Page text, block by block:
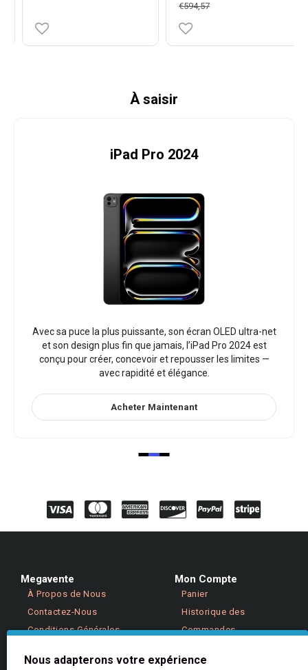
€594,57
À saisir
iPad Pro 2024
Avec sa puce la plus puissante, son écran OLED ultra-net
et son design plus fin que jamais, l’iPad Pro 2024 est
conçu pour créer, concevoir et repousser les limites —
avec rapidité et élégance.
Acheter Maintenant
Megavente
À Propos de Nous
Contactez-Nous
Conditions Générales
Mon Compte
Panier
Historique des
Commandes
Nous adapterons votre expérience